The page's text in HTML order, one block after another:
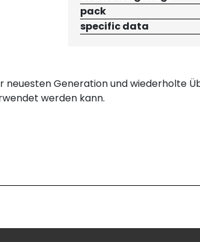
pack
specific data
Generation und wiederholte
werden kann.